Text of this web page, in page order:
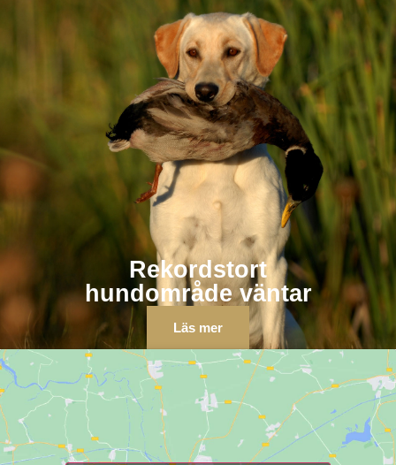
Rekordstort
hundområde väntar
Läs mer